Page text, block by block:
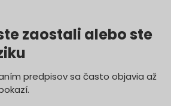
zaostali alebo ste
predpisov sa často objavia až